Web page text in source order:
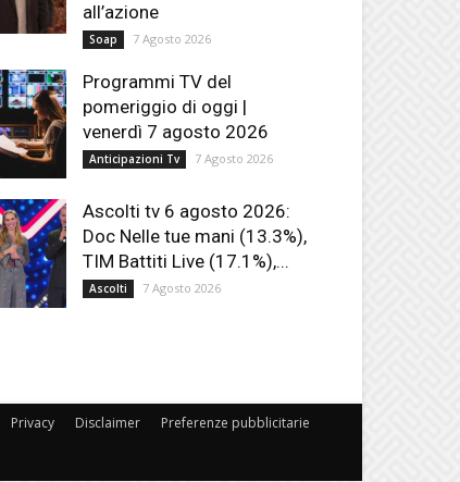
all’azione
Soap 7 Agosto 2026
Programmi TV del
pomeriggio di oggi |
venerdì 7 agosto 2026
Anticipazioni Tv 7 Agosto 2026
Ascolti tv 6 agosto 2026:
Doc Nelle tue mani (13.3%),
TIM Battiti Live (17.1%),...
Ascolti 7 Agosto 2026
Privacy Disclaimer Preferenze pubblicitarie